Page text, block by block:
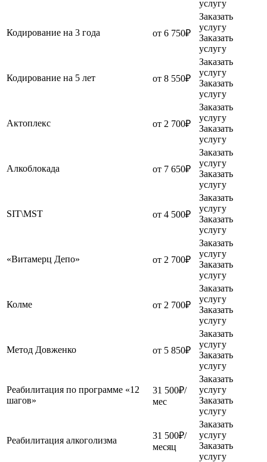
услугу
Кодирование на 3 года от 6 750₽
Заказать
услугу
Заказать
услугу
Кодирование на 5 лет от 8 550₽
Заказать
услугу
Заказать
услугу
Актоплекс от 2 700₽
Заказать
услугу
Заказать
услугу
Алкоблокада от 7 650₽
Заказать
услугу
Заказать
услугу
SIT\MST от 4 500₽
Заказать
услугу
Заказать
услугу
«Витамерц Депо» от 2 700₽
Заказать
услугу
Заказать
услугу
Колме от 2 700₽
Заказать
услугу
Заказать
услугу
Метод Довженко от 5 850₽
Заказать
услугу
Заказать
услугу
Реабилитация по программе «12
шагов»
31 500₽/
мес
Заказать
услугу
Заказать
услугу
Реабилитация алкоголизма
31 500₽/
месяц
Заказать
услугу
Заказать
услугу